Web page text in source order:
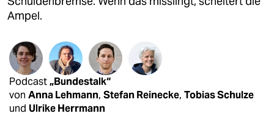
abo
genossenschaft
epaper login
Ampel.
Podcast„Bundestalk“
von Anna Lehmann, Stefan Reinecke, Tobias Schulze
und Ulrike Herrmann